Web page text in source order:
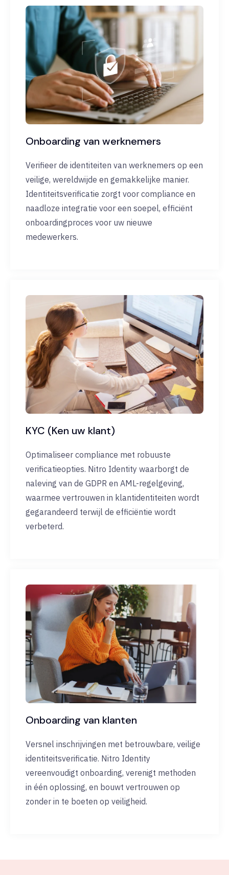
Onboarding van werknemers
Verifieer de identiteiten van werknemers op een
veilige, wereldwijde en gemakkelijke manier.
Identiteitsverificatie zorgt voor compliance en
naadloze integratie voor een soepel, efficiënt
onboardingproces voor uw nieuwe
medewerkers.
KYC (Ken uw klant)
Optimaliseer compliance met robuuste
verificatieopties. Nitro Identity waarborgt de
naleving van de GDPR en AML-regelgeving,
waarmee vertrouwen in klantidentiteiten wordt
gegarandeerd terwijl de efficiëntie wordt
verbeterd.
Onboarding van klanten
Versnel inschrijvingen met betrouwbare, veilige
identiteitsverificatie. Nitro Identity
vereenvoudigt onboarding, verenigt methoden
in één oplossing, en bouwt vertrouwen op
zonder in te boeten op veiligheid.